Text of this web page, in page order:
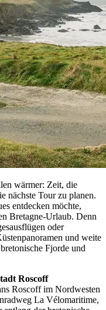
wärmer: Zeit, die
nächste Tour zu planen.
entdecken möchte,
Bretagne-Urlaub. Denn
oder
und weite
Fjorde und
Roscoff
Roscoff im Nordwesten
La Vélomaritime,